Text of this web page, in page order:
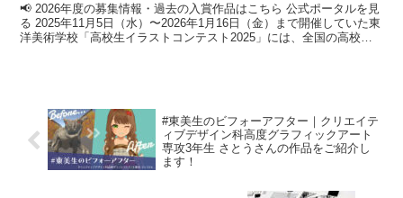
📢 2026年度の募集情報・過去の入賞作品はこちら 公式ポータルを見
る 2025年11月5日（水）〜2026年1月16日（金）まで開催していた東
洋美術学校「高校生イラストコンテスト2025」には、全国の高校生
#東美生のビフォーアフター｜クリエイテ
ィブデザイン科高度グラフィックアート
専攻3年生 さとうさんの作品をご紹介し
ます！